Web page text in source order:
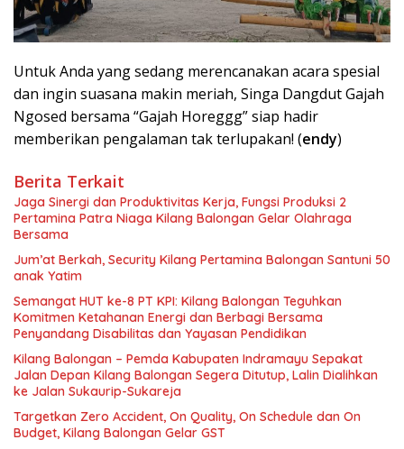
Untuk Anda yang sedang merencanakan acara spesial
dan ingin suasana makin meriah, Singa Dangdut Gajah
Ngosed bersama “Gajah Horeggg” siap hadir
memberikan pengalaman tak terlupakan! (endy)
Berita Terkait
Jaga Sinergi dan Produktivitas Kerja, Fungsi Produksi 2
Pertamina Patra Niaga Kilang Balongan Gelar Olahraga
Bersama
Jum’at Berkah, Security Kilang Pertamina Balongan Santuni 50
anak Yatim
Semangat HUT ke-8 PT KPI: Kilang Balongan Teguhkan
Komitmen Ketahanan Energi dan Berbagi Bersama
Penyandang Disabilitas dan Yayasan Pendidikan
Kilang Balongan – Pemda Kabupaten Indramayu Sepakat
Jalan Depan Kilang Balongan Segera Ditutup, Lalin Dialihkan
ke Jalan Sukaurip-Sukareja
Targetkan Zero Accident, On Quality, On Schedule dan On
Budget, Kilang Balongan Gelar GST